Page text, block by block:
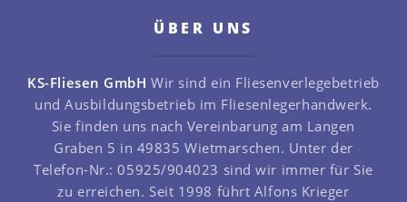
ÜBER UNS
KS-Fliesen GmbH Wir sind ein Fliesenverlegebetrieb
und Ausbildungsbetrieb im Fliesenlegerhandwerk.
Sie finden uns nach Vereinbarung am Langen
Graben 5 in 49835 Wietmarschen. Unter der
Telefon-Nr.: 05925/904023 sind wir immer für Sie
zu erreichen. Seit 1998 führt Alfons Krieger